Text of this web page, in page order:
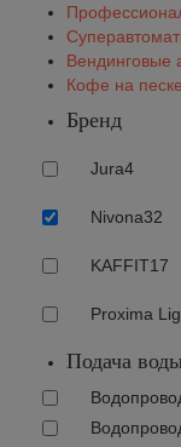
Вендинговые
Кофе на песке
Бренд
Jura4
Nivona32
KAFFIT17
Proxima
Подача